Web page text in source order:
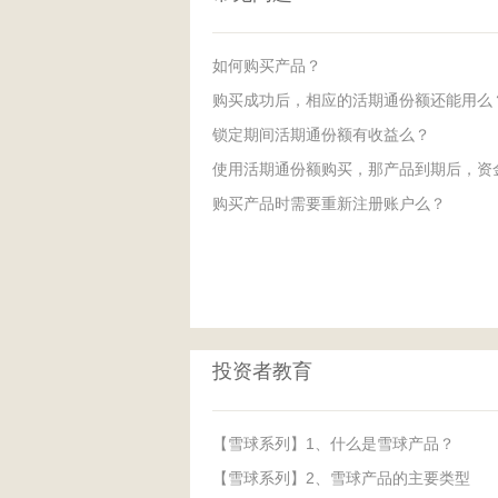
如何购买产品？
购买成功后，相应的活期通份额还能用么
锁定期间活期通份额有收益么？
使用活期通份额购买，那产品到期后，资
购买产品时需要重新注册账户么？
投资者教育
【雪球系列】1、什么是雪球产品？
【雪球系列】2、雪球产品的主要类型